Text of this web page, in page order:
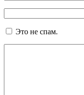
Это не спам.